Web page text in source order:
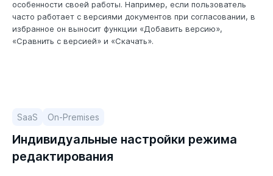
особенности своей работы. Например, если пользователь
часто работает с версиями документов при согласовании, в
избранное он выносит функции «Добавить версию»,
«Сравнить с версией» и «Скачать».
SaaS On-Premises
Индивидуальные настройки режима
редактирования